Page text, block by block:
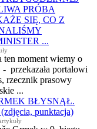
PRÓBA
SIĘ, CO Z
...
ten moment wiemy o
przekazała portalowi
rzecznik prasowy
...
BŁYSNĄŁ.
punktacja)